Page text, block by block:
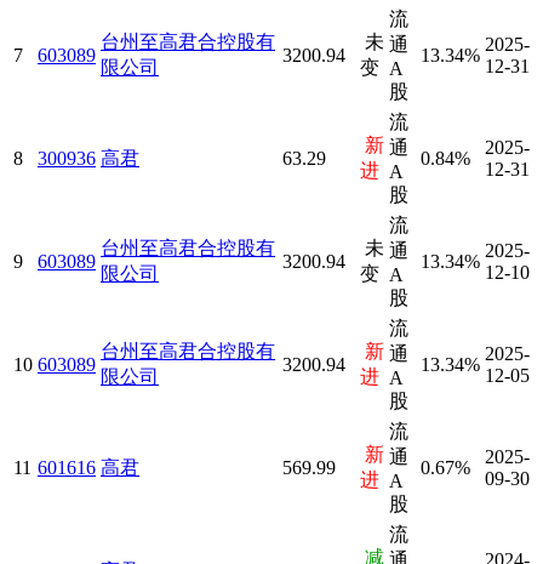
7 603089
台州至高君合控股有
限公司
3200.94
未
变
流
通
A
股
13.34%
2025-
12-31
8 300936 高君 63.29
新
进
流
通
A
股
0.84%
2025-
12-31
9 603089
台州至高君合控股有
限公司
3200.94
未
变
流
通
A
股
13.34%
2025-
12-10
10 603089
台州至高君合控股有
限公司
3200.94
新
进
流
通
A
股
13.34%
2025-
12-05
11 601616 高君 569.99
新
进
流
通
A
股
0.67%
2025-
09-30
减
流
通
2024-